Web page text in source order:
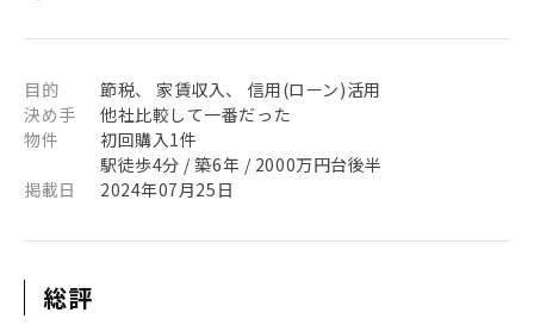
目的
節税、 家賃収入、 信用(ローン)活用
決め手
他社比較して一番だった
物件
初回購入1件
駅徒歩4分 / 築6年 / 2000万円台後半
掲載日
2024年07月25日
総評